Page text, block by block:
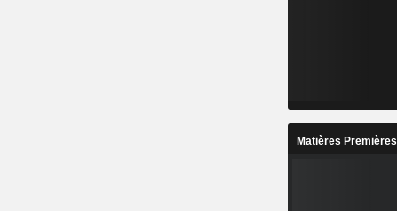
Matières Premières